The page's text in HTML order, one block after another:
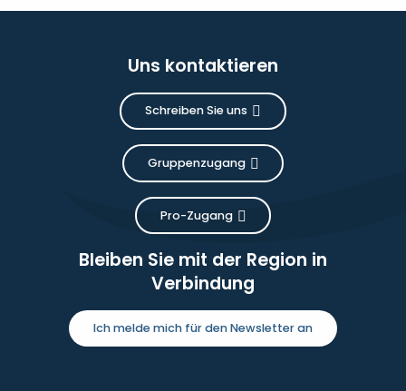
Uns kontaktieren
Schreiben Sie uns
Gruppenzugang
Pro-Zugang
Bleiben Sie mit der Region in
Verbindung
Ich melde mich für den Newsletter an